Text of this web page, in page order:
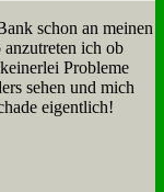
schon an mei­nen
ich ob
Pro­ble­me
se­hen und mich
ei­gent­lich!